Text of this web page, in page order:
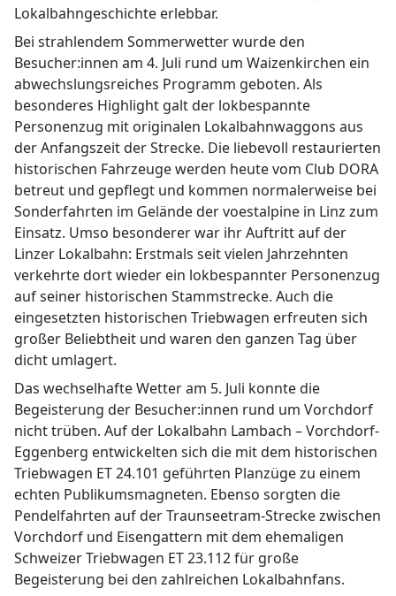
Lokalbahngeschichte erlebbar.
Bei strahlendem Sommerwetter wurde den
Besucher:innen am 4. Juli rund um Waizenkirchen ein
abwechslungsreiches Programm geboten. Als
besonderes Highlight galt der lokbespannte
Personenzug mit originalen Lokalbahnwaggons aus
der Anfangszeit der Strecke. Die liebevoll restaurierten
historischen Fahrzeuge werden heute vom Club DORA
betreut und gepflegt und kommen normalerweise bei
Sonderfahrten im Gelände der voestalpine in Linz zum
Einsatz. Umso besonderer war ihr Auftritt auf der
Linzer Lokalbahn: Erstmals seit vielen Jahrzehnten
verkehrte dort wieder ein lokbespannter Personenzug
auf seiner historischen Stammstrecke. Auch die
eingesetzten historischen Triebwagen erfreuten sich
großer Beliebtheit und waren den ganzen Tag über
dicht umlagert.
Das wechselhafte Wetter am 5. Juli konnte die
Begeisterung der Besucher:innen rund um Vorchdorf
nicht trüben. Auf der Lokalbahn Lambach – Vorchdorf-
Eggenberg entwickelten sich die mit dem historischen
Triebwagen ET 24.101 geführten Planzüge zu einem
echten Publikumsmagneten. Ebenso sorgten die
Pendelfahrten auf der Traunseetram-Strecke zwischen
Vorchdorf und Eisengattern mit dem ehemaligen
Schweizer Triebwagen ET 23.112 für große
Begeisterung bei den zahlreichen Lokalbahnfans.